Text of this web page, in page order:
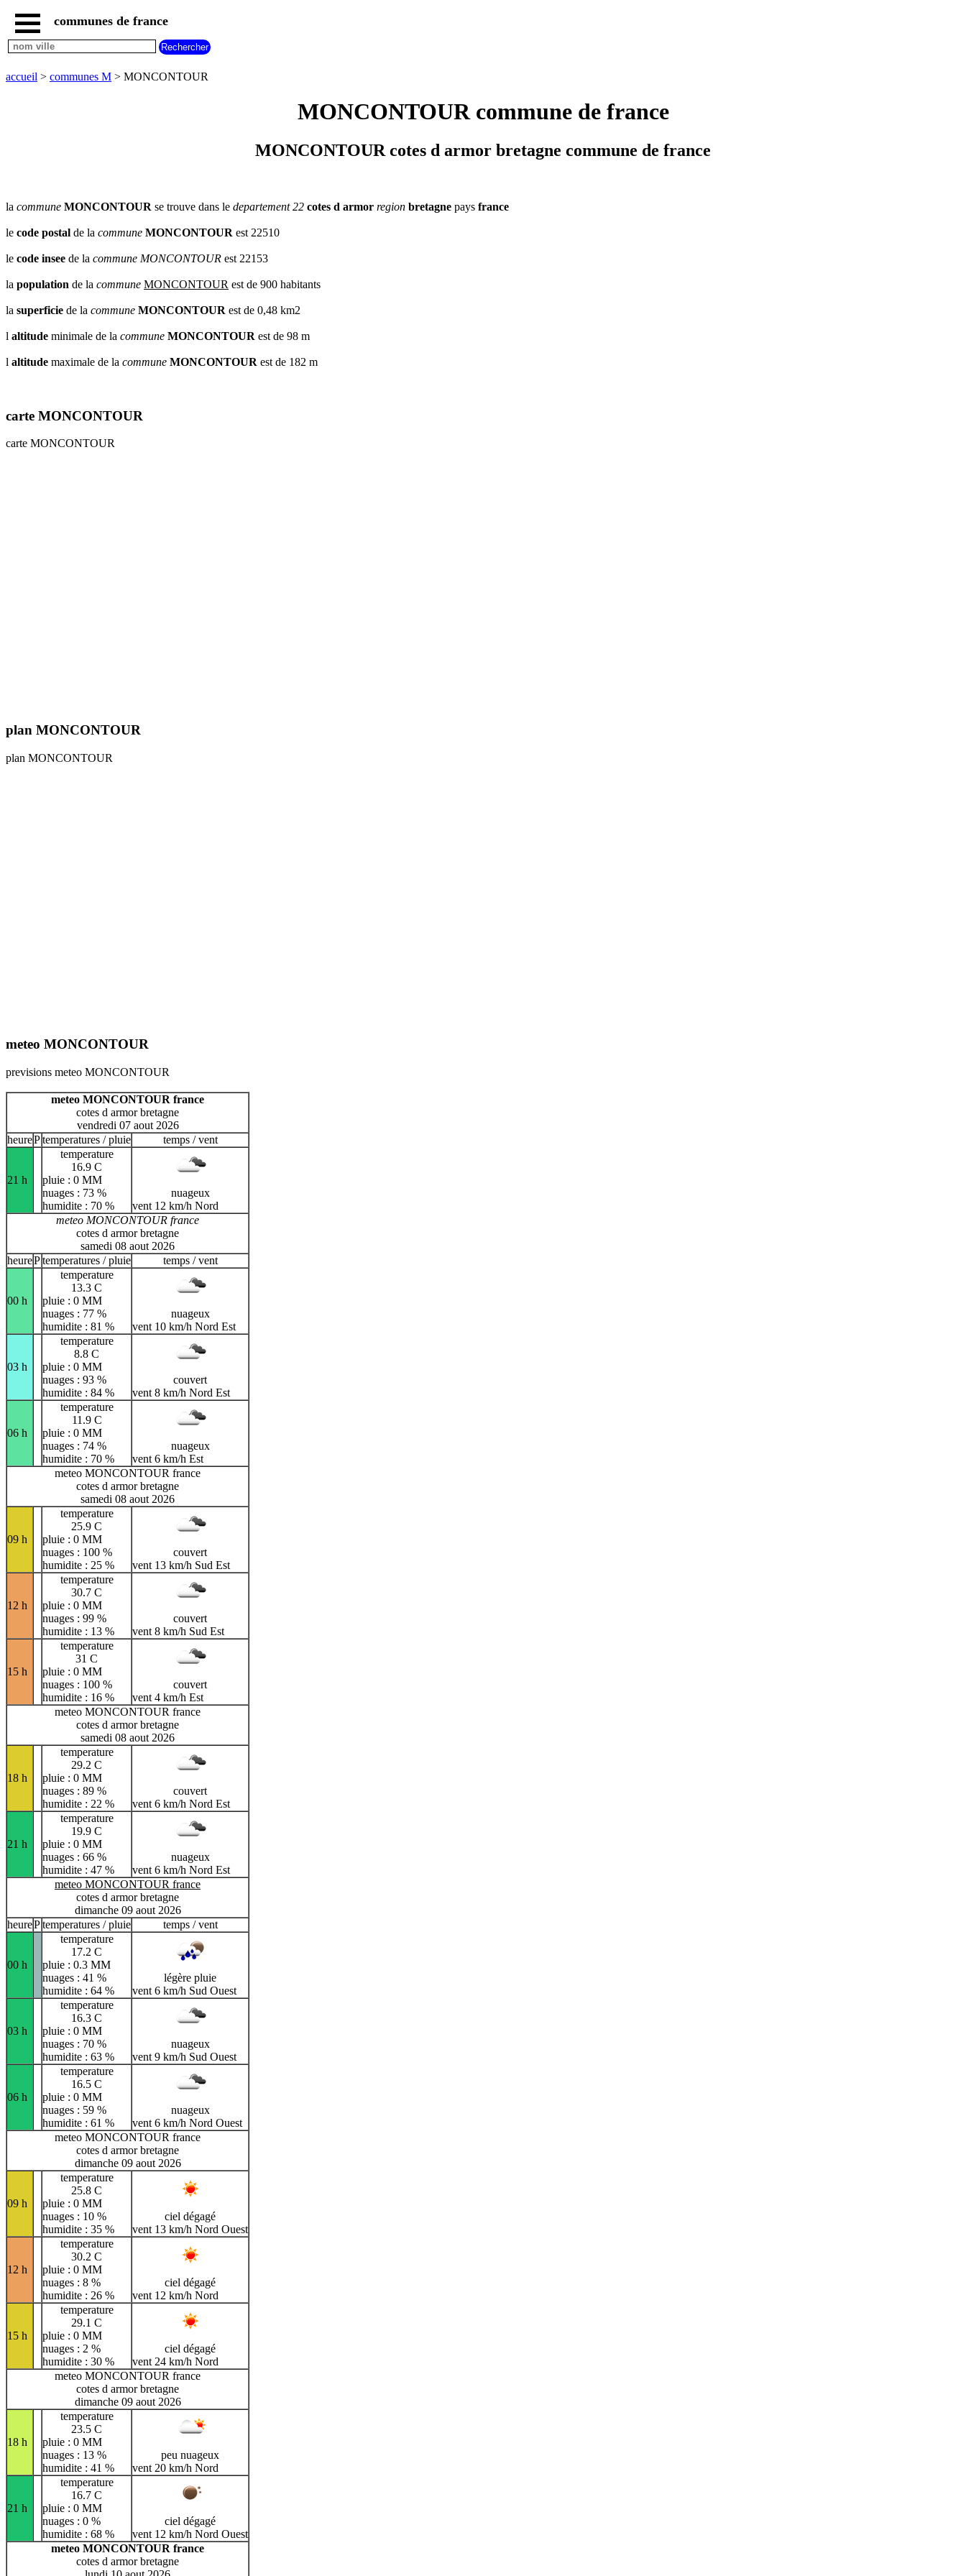
accueil
communes
regions
par
V
W X Y Z
communes de france
accueil > communes M > MONCONTOUR
MONCONTOUR commune de france
MONCONTOUR cotes d armor bretagne commune de france
la commune MONCONTOUR se trouve dans le departement 22 cotes d armor region bretagne pays france
le code postal de la commune MONCONTOUR est 22510
le code insee de la commune MONCONTOUR est 22153
la population de la commune MONCONTOUR est de 900 habitants
la superficie de la commune MONCONTOUR est de 0,48 km2
l altitude minimale de la commune MONCONTOUR est de 98 m
l altitude maximale de la commune MONCONTOUR est de 182 m
carte MONCONTOUR
carte MONCONTOUR
plan MONCONTOUR
plan MONCONTOUR
meteo MONCONTOUR
previsions meteo MONCONTOUR
meteo MONCONTOUR france
cotes d armor bretagne
vendredi 07 aout 2026
heurePtemperatures / pluie temps / vent
21 h
temperature
16.9 C
pluie : 0 MM
nuages : 73 %
humidite : 70 %
nuageux
vent 12 km/h Nord
meteo MONCONTOUR france
cotes d armor bretagne
samedi 08 aout 2026
heurePtemperatures / pluie temps / vent
00 h
temperature
13.3 C
pluie : 0 MM
nuages : 77 %
humidite : 81 %
nuageux
vent 10 km/h Nord Est
03 h
temperature
8.8 C
pluie : 0 MM
nuages : 93 %
humidite : 84 %
couvert
vent 8 km/h Nord Est
06 h
temperature
11.9 C
pluie : 0 MM
nuages : 74 %
humidite : 70 %
nuageux
vent 6 km/h Est
meteo MONCONTOUR france
cotes d armor bretagne
samedi 08 aout 2026
09 h
temperature
25.9 C
pluie : 0 MM
nuages : 100 %
humidite : 25 %
couvert
vent 13 km/h Sud Est
12 h
temperature
30.7 C
pluie : 0 MM
nuages : 99 %
humidite : 13 %
couvert
vent 8 km/h Sud Est
15 h
temperature
31 C
pluie : 0 MM
nuages : 100 %
humidite : 16 %
couvert
vent 4 km/h Est
meteo MONCONTOUR france
cotes d armor bretagne
samedi 08 aout 2026
18 h
temperature
29.2 C
pluie : 0 MM
nuages : 89 %
humidite : 22 %
couvert
vent 6 km/h Nord Est
21 h
temperature
19.9 C
pluie : 0 MM
nuages : 66 %
humidite : 47 %
nuageux
vent 6 km/h Nord Est
meteo MONCONTOUR france
cotes d armor bretagne
dimanche 09 aout 2026
heurePtemperatures / pluie temps / vent
00 h
temperature
17.2 C
pluie : 0.3 MM
nuages : 41 %
humidite : 64 %
légère pluie
vent 6 km/h Sud Ouest
03 h
temperature
16.3 C
pluie : 0 MM
nuages : 70 %
humidite : 63 %
nuageux
vent 9 km/h Sud Ouest
06 h
temperature
16.5 C
pluie : 0 MM
nuages : 59 %
humidite : 61 %
nuageux
vent 6 km/h Nord Ouest
meteo MONCONTOUR france
cotes d armor bretagne
dimanche 09 aout 2026
09 h
temperature
25.8 C
pluie : 0 MM
nuages : 10 %
humidite : 35 %
ciel dégagé
vent 13 km/h Nord Ouest
12 h
temperature
30.2 C
pluie : 0 MM
nuages : 8 %
humidite : 26 %
ciel dégagé
vent 12 km/h Nord
15 h
temperature
29.1 C
pluie : 0 MM
nuages : 2 %
humidite : 30 %
ciel dégagé
vent 24 km/h Nord
meteo MONCONTOUR france
cotes d armor bretagne
dimanche 09 aout 2026
18 h
temperature
23.5 C
pluie : 0 MM
nuages : 13 %
humidite : 41 %
peu nuageux
vent 20 km/h Nord
21 h
temperature
16.7 C
pluie : 0 MM
nuages : 0 %
humidite : 68 %
ciel dégagé
vent 12 km/h Nord Ouest
meteo MONCONTOUR france
cotes d armor bretagne